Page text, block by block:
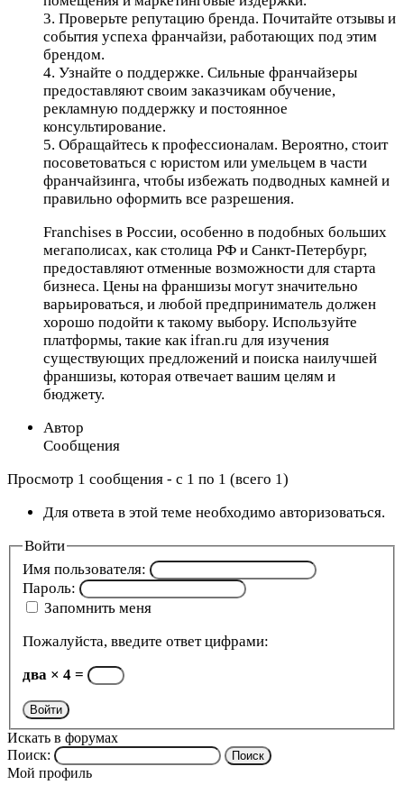
3. Проверьте репутацию бренда. Почитайте отзывы и
события успеха франчайзи, работающих под этим
брендом.
4. Узнайте о поддержке. Сильные франчайзеры
предоставляют своим заказчикам обучение,
рекламную поддержку и постоянное
консультирование.
5. Обращайтесь к профессионалам. Вероятно, стоит
посоветоваться с юристом или умельцем в части
франчайзинга, чтобы избежать подводных камней и
правильно оформить все разрешения.
Franchises в России, особенно в подобных больших
мегаполисах, как столица РФ и Санкт-Петербург,
предоставляют отменные возможности для старта
бизнеса. Цены на франшизы могут значительно
варьироваться, и любой предприниматель должен
хорошо подойти к такому выбору. Используйте
платформы, такие как ifran.ru для изучения
существующих предложений и поиска наилучшей
франшизы, которая отвечает вашим целям и
бюджету.
Автор
Сообщения
Просмотр 1 сообщения - с 1 по 1 (всего 1)
Для ответа в этой теме необходимо авторизоваться.
Войти
Имя пользователя:
Пароль:
Запомнить меня
Пожалуйста, введите ответ цифрами:
два × 4 =
Войти
Искать в форумах
Поиск:
Мой профиль